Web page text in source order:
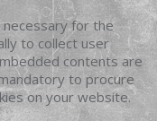
for the
to collect user
contents are
to procure
on your website.